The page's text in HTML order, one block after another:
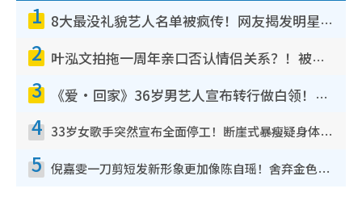
1 8大最没礼貌艺人名单被疯传！网友揭发明星真面目，一致数落这一位是无品天花板？
2 叶泓文拍拖一周年亲口否认情侣关系？！被质疑感情造假竟称GM“普通同事”
3 《爱·回家》36岁男艺人宣布转行做白领！卸下艺人身份回归素人平淡生活
4 33岁女歌手突然宣布全面停工！断崖式暴瘦疑身体亮红灯！声明曝：将暂时淡出
5 倪嘉雯一刀剪短发新形象更加像陈自瑶！舍弃金色长发造型气质大变超惊喜